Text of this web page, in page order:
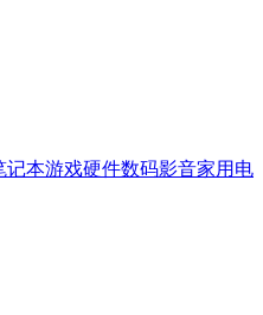
记本游戏硬件数码影音家用电